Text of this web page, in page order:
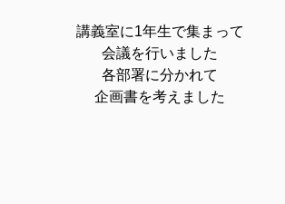
講義室に1年生で集まって
会議を行いました
各部署に分かれて
企画書を考えました